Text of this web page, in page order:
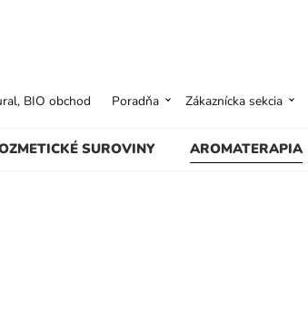
SUROVINY AROMATERAPIA
BIO obchod Poradňa Zákaznícka sekcia